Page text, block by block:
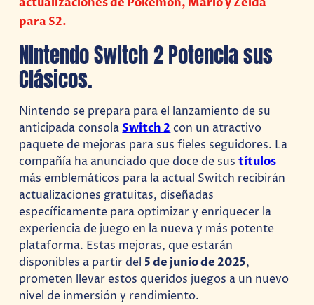
para S2.
Nintendo Switch 2 Potencia sus
Clásicos.
Nintendo se prepara para el lanzamiento de su
anticipada consolaSwitch 2 con un atractivo
paquete de mejoras para sus fieles seguidores. La
compañía ha anunciado que doce de sustítulos
más emblemáticos para la actual Switch recibirán
actualizaciones gratuitas, diseñadas
específicamente para optimizar y enriquecer la
experiencia de juego en la nueva y más potente
plataforma. Estas mejoras, que estarán
disponibles a partir del 5 de junio de 2025,
prometen llevar estos queridos juegos a un nuevo
nivel de inmersión y rendimiento.